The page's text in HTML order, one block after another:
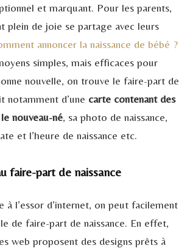
et marquant. Pour les parents,
plein de joie se partage avec leurs
annoncer la naissance de bébé ?
simples, mais efficaces pour
nouvelle, on trouve le faire-part de
notamment d’une carte contenant des
nouveau-né, sa photo de naissance,
et l’heure de naissance etc.
faire-part de naissance
à l’essor d’internet, on peut facilement
de faire-part de naissance. En effet,
web proposent des designs prêts à